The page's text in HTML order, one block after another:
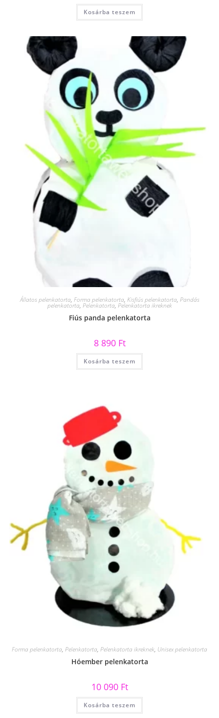
Kosárba teszem
Állatos pelenkatorta, Forma pelenkatorta, Kisfiús pelenkatorta, Pandás
pelenkatorta, Pelenkatorta, Pelenkatorta ikreknek
Fiús panda pelenkatorta
8 890 Ft
Kosárba teszem
Forma pelenkatorta, Pelenkatorta, Pelenkatorta ikreknek, Unisex pelenkatorta
Hóember pelenkatorta
10 090 Ft
Kosárba teszem